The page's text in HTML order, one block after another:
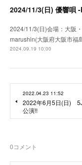
2024/11/3(日)会場：大阪
marushin(大阪府大阪市
2024.09.19 10:00
2022.04.23 11:52
2022年6月5日(日)
公演!!
0コメント